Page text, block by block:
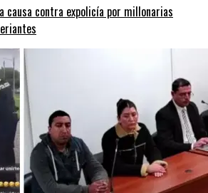
causa contra expolicía por millonarias